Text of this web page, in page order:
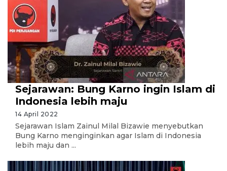
Sejarawan: Bung Karno ingin Islam di
Indonesia lebih maju
14 April 2022
Sejarawan Islam Zainul Milal Bizawie menyebutkan
Bung Karno menginginkan agar Islam di Indonesia
lebih maju dan ...